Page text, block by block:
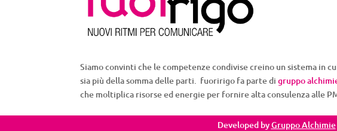
Siamo convinti che le competenze condivise creino un sistema in
sia più della somma delle parti. fuoririgo fa parte di gruppo
che moltiplica risorse ed energie per fornire alta consulenza alle
Developed byGruppo Alchimie